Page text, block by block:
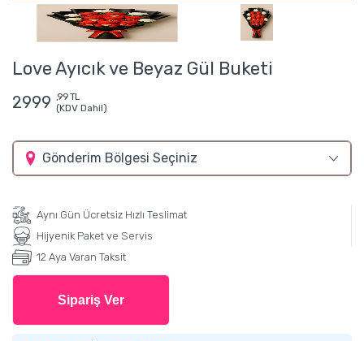
Love Ayıcık ve Beyaz Gül Buketi
2999 ,99 TL
(KDV Dahil)
Gönderim Bölgesi Seçiniz
Aynı Gün Ücretsiz Hızlı Teslimat
Hijyenik Paket ve Servis
12 Aya Varan Taksit
Sipariş Ver